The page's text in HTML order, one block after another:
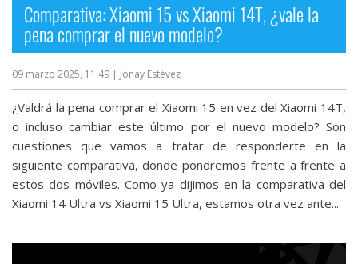
Comparativa: Xiaomi 15 vs Xiaomi 14T, ¿vale la
pena comprar el nuevo modelo?
09 marzo 2025, 11:49 | Jonay Estévez
¿Valdrá la pena comprar el Xiaomi 15 en vez del Xiaomi 14T,
o incluso cambiar este último por el nuevo modelo? Son
cuestiones que vamos a tratar de responderte en la
siguiente comparativa, donde pondremos frente a frente a
estos dos móviles. Como ya dijimos en la comparativa del
Xiaomi 14 Ultra vs Xiaomi 15 Ultra, estamos otra vez ante...